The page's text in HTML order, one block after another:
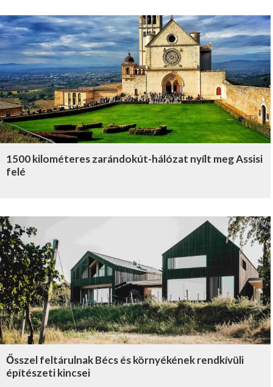
1500 kilométeres zarándokút-hálózat nyílt meg Assisi
felé
Ősszel feltárulnak Bécs és környékének rendkívüli
építészeti kincsei